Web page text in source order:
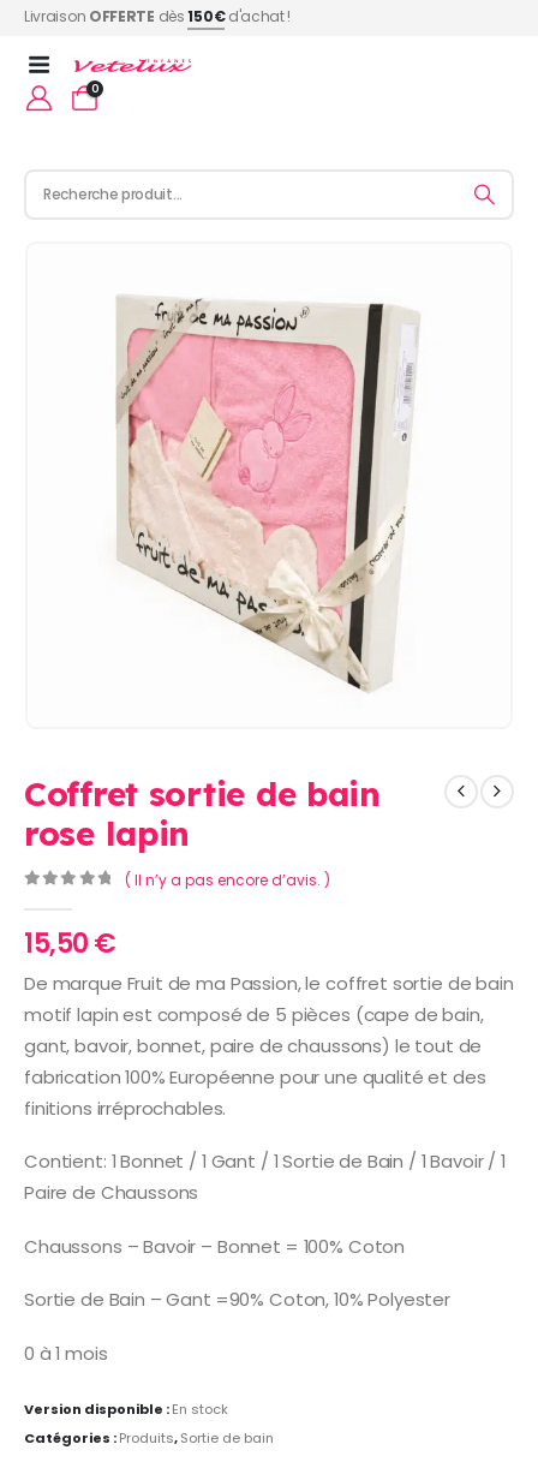
Livraison OFFERTE dès150€d'achat !
0
Coffret sortie de bain
rose lapin
( Il n’y a pas encore d’avis. )
15,50€
De marque Fruit de ma Passion, le coffret sortie de bain
motif lapin est composé de 5 pièces (cape de bain,
gant, bavoir, bonnet, paire de chaussons) le tout de
fabrication 100% Européenne pour une qualité et des
finitions irréprochables.
Contient: 1 Bonnet / 1 Gant / 1 Sortie de Bain / 1 Bavoir / 1
Paire de Chaussons
Chaussons – Bavoir – Bonnet = 100% Coton
Sortie de Bain – Gant =90% Coton, 10% Polyester
0 à 1 mois
Version disponible :En stock
Catégories :Produits,Sortie de bain